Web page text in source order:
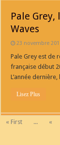
Pale Grey,
Waves
23 novembre
Pale Grey est de
française début
L’année
Lisez Plus
« First ... «